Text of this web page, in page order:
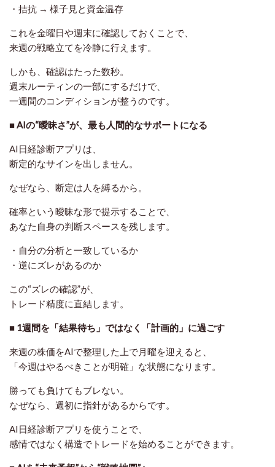
・拮抗 → 様子見と資金温存
これを金曜日や週末に確認しておくことで、
来週の戦略立てを冷静に行えます。
しかも、確認はたった数秒。
週末ルーティンの一部にするだけで、
一週間のコンディションが整うのです。
■ AIの“曖昧さ”が、最も人間的なサポートになる
AI日経診断アプリは、
断定的なサインを出しません。
なぜなら、断定は人を縛るから。
確率という曖昧な形で提示することで、
あなた自身の判断スペースを残します。
・自分の分析と一致しているか
・逆にズレがあるのか
この“ズレの確認”が、
トレード精度に直結します。
■ 1週間を「結果待ち」ではなく「計画的」に過ごす
来週の株価をAIで整理した上で月曜を迎えると、
「今週はやるべきことが明確」な状態になります。
勝っても負けてもブレない。
なぜなら、週初に指針があるからです。
AI日経診断アプリを使うことで、
感情ではなく 構造でトレードを始める ことができます。